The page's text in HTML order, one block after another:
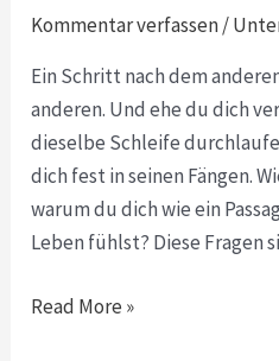
Kommentar verfassen/
Ein Schritt nach dem
anderen. Und ehe du dich
dieselbe Schleife
dich fest in seinen Fängen.
warum du dich wie ein
Leben fühlst? Diese Fragen
du
Dirigenten
deines
glücklichen
Lebens
wirst
Read More »